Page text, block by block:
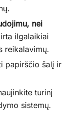
nei
ilgalaikiai
reikalavimų.
papirščio šalį ir
turinį
sistemų.